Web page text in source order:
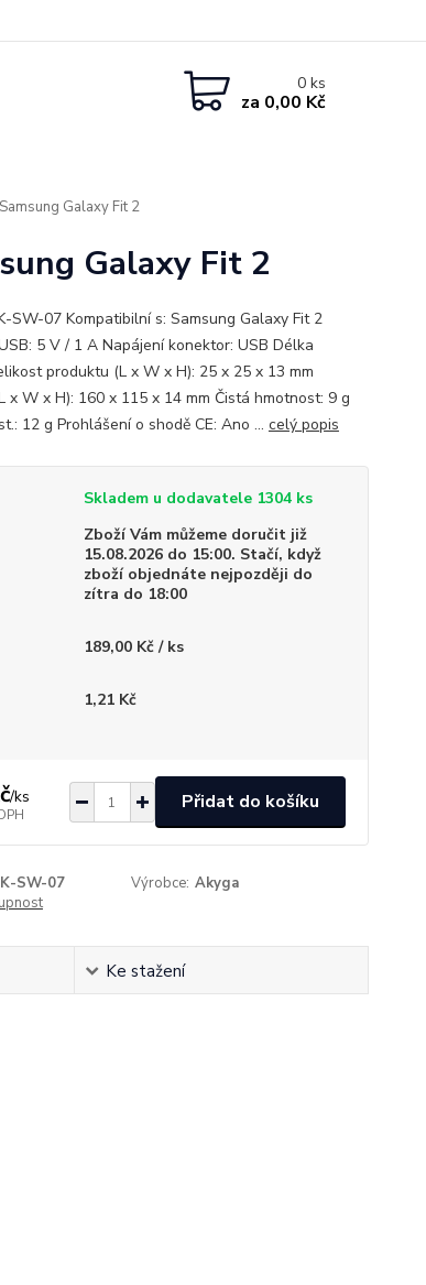
0ks
za 0,00 Kč
Galaxy Fit 2
Galaxy Fit 2
SW-07 Kompatibilní s: Samsung Galaxy Fit 2
5 V / 1 A Napájení konektor: USB Délka
produktu (L x W x H): 25 x 25 x 13 mm
x W x H): 160 x 115 x 14 mm Čistá hmotnost: 9 g
12 g Prohlášení o shodě CE: Ano ... celý popis
Skladem u dodavatele 1304 ks
Zboží Vám můžeme doručit již
15.08.2026 do 15:00. Stačí, když
zboží objednáte nejpozději do
zítra do 18:00
189,00 Kč / ks
1,21 Kč
/ks Přidat do košíku
SW-07 Výrobce: Akyga
Ke stažení